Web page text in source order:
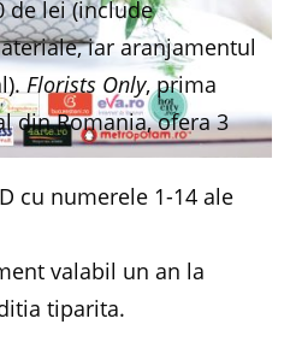
de lei (include
iar aranjamentul
Florists Only, prima
din Romania, ofera 3
cu numerele 1-14 ale
valabil un an la
tiparita.